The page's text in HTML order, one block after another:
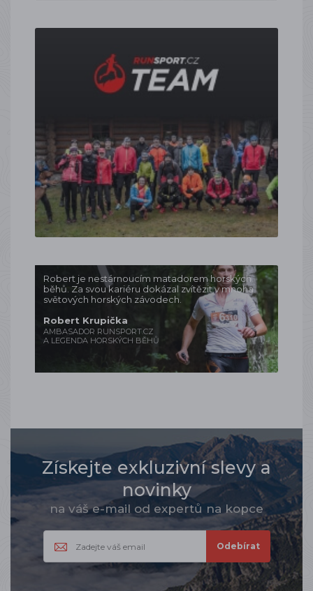
Robert je nestárnoucím matadorem horských
běhů. Za svou kariéru dokázal zvítězit v mnoha
světových horských závodech.
Robert Krupička
AMBASADOR RUNSPORT.CZ
A LEGENDA HORSKÝCH BĚHŮ
Získejte exkluzivní slevy a
novinky
na váš e-mail od expertů na kopce